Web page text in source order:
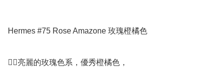
Hermes #75 Rose Amazone 玫瑰橙橘色
👍🏻亮麗的玫瑰色系，優秀橙橘色，